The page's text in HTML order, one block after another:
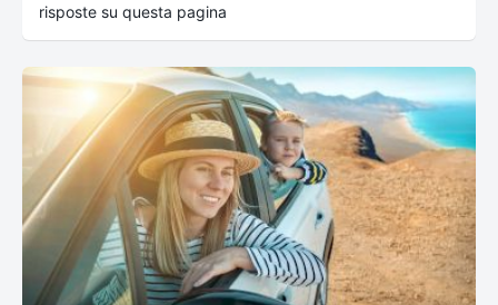
risposte su questa pagina